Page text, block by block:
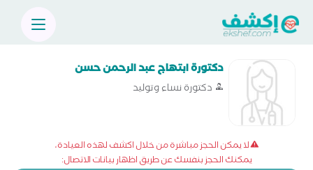
دكتورة ابتهاج عبد الرحمن حسن
دكتورة نساء وتوليد
لا يمكن الحجز مباشرة من خلال اكشف لهذه العيادة،
يمكنك الحجز بنفسك عن طريق اظهار بيانات الاتصال: